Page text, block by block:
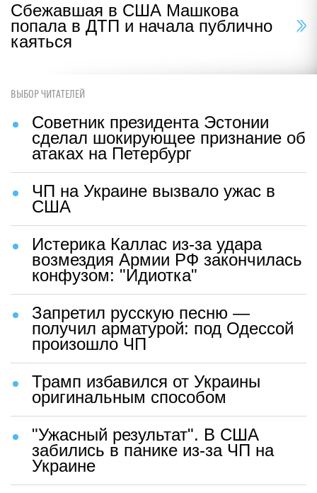
Сбежавшая в США Машкова
попала в ДТП и начала публично
каяться
ВЫБОР ЧИТАТЕЛЕЙ
Советник президента Эстонии
сделал шокирующее признание об
атаках на Петербург
ЧП на Украине вызвало ужас в
США
Истерика Каллас из-за удара
возмездия Армии РФ закончилась
конфузом: "Идиотка"
Запретил русскую песню —
получил арматурой: под Одессой
произошло ЧП
Трамп избавился от Украины
оригинальным способом
"Ужасный результат". В США
забились в панике из-за ЧП на
Украине